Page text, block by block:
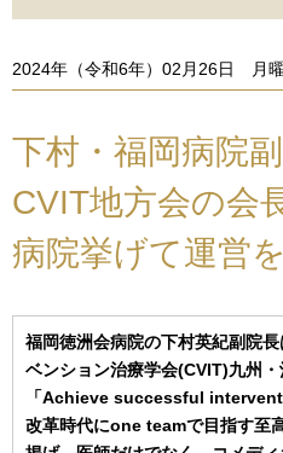
2024年（令和6年）02月26日 月
下村・福岡病院
CVIT地方会の会
病院挙げて運営
福岡徳洲会病院の下村英紀副院
ベンション治療学会(CVIT)九州
「Achieve successful
改革時代にone teamで目指す至